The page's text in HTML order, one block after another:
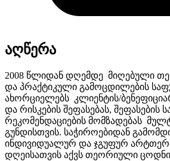
აღწერა
2008 წლიდან დღემდე მიღებული
და პრაქტიკული გამოცდილების
ახორციელებს კლიენტის/
და რისკების შეფასებას, შეფასების
რეკომენდაციების მომზადებას
გუნდისთვის. საჭიროებიდან
ინდივიდუალურ და ჯგუფურ
დღეისათვის აქვს თეორიული